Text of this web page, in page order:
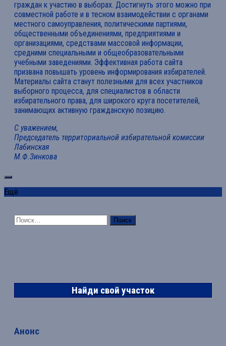
граждан к участию в выборах. Достигнуть этого можно при
совместной работе и в тесном взаимодействии с органами
местного самоуправления, политическими партиями,
общественными объединениями, предприятиями и
организациями, средствами массовой информации,
средними специальными и общеобразовательными
учебными заведениями. Эффективная работа сайта
призвана повышать уровень информирования избирателей.
Материалы сайта станут полезными для всех участников
выборного процесса, для специалистов в области
избирательного права, для широкого круга посетителей,
занимающих активную гражданскую позицию.
С уважением,
Председатель территориальной избирательной комиссии
Лабинская
М.Ф.Зинкова
Ещё
Найти:
Найди свой участок
Анонс